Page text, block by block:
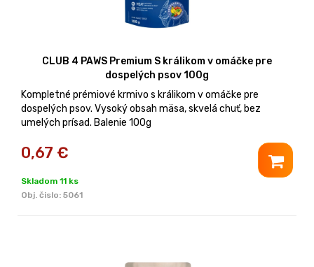
CLUB 4 PAWS Premium S králikom v omáčke pre
dospelých psov 100g
Kompletné prémiové krmivo s králikom v omáčke pre
dospelých psov. Vysoký obsah mäsa, skvelá chuť, bez
umelých prísad. Balenie 100g
0,67 €
Skladom 11 ks
Obj. čislo: 5061